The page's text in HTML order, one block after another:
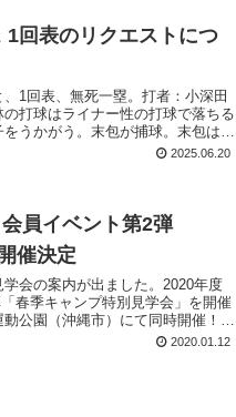
回表のリクエストにつ
1回表、無死一塁。打者：小深田
打球はライナー性の打球で落ちる
うかがう。末包が捕球。末包は直
2025.06.20
員イベント第2弾
催決定
会の案内が出ました。2020年度
春季キャンプ特別見学会」を開催
公園（沖縄市）にて同時開催！！
2020.01.12